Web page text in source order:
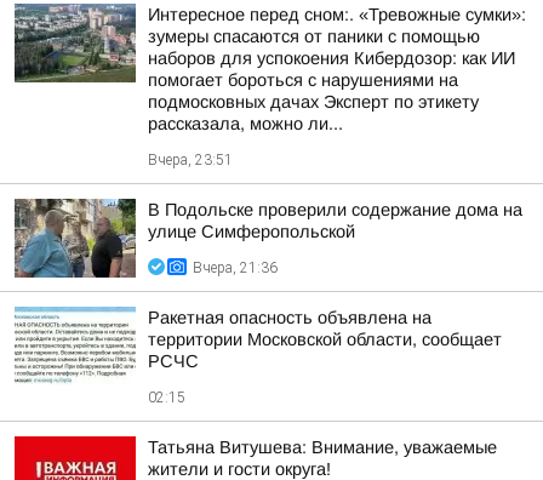
Интересное перед сном:. «Тревожные сумки»:
зумеры спасаются от паники с помощью
наборов для успокоения Кибердозор: как ИИ
помогает бороться с нарушениями на
подмосковных дачах Эксперт по этикету
рассказала, можно ли...
Вчера, 23:51
В Подольске проверили содержание дома на
улице Симферопольской
Вчера, 21:36
Ракетная опасность объявлена на
территории Московской области, сообщает
РСЧС
02:15
Татьяна Витушева: Внимание, уважаемые
жители и гости округа!